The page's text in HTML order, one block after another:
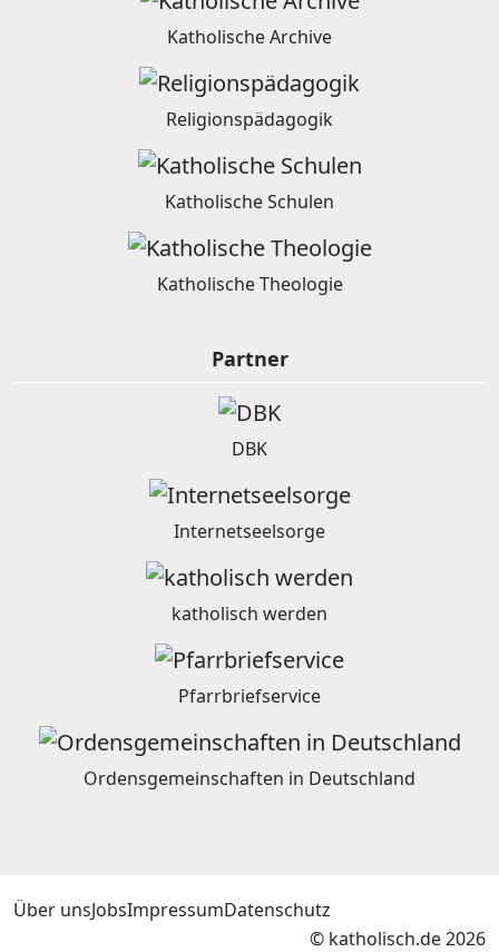
Katholische Archive
Religionspädagogik
Katholische Schulen
Katholische Theologie
Partner
DBK
Internetseelsorge
katholisch werden
Pfarrbriefservice
Ordensgemeinschaften in Deutschland
Über unsJobsImpressumDatenschutz
© katholisch.de 2026